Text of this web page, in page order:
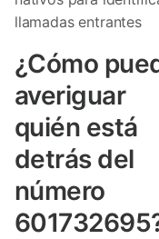
llamadas entrantes
¿Cómo
averiguar
quién está
detrás del
número